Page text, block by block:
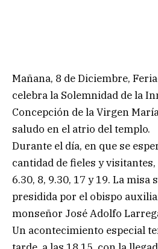
Mañana, 8 de Diciembre,
celebra la Solemnidad de la
Concepción de la Virgen
saludo en el atrio del templo.
Durante el día, en que se
cantidad de fieles y
6.30, 8, 9.30, 17 y 19. La misa
presidida por el obispo
monseñor José Adolfo
Un acontecimiento especial